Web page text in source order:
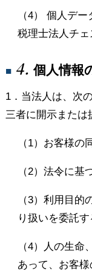
（4） 個人デ
税理士法人チ
■ 4. 個人情報
1．当法人は、次
三者に開示または
（1）お客様の
（2）法令に基
（3）利用目
り扱いを委託
（4）人の生
あって、お客